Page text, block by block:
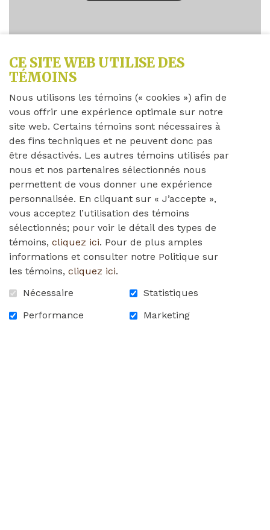
Partagez cette nouvelle
Lundi 17 janvier 2022
Chers résidents, employés et membres de la famille,
Veuillez lire la lettre ci-dessous de Brendalee
concernant COVID-19. Si vous avez des questions ou
des préoccupations, n'hésitez pas à nous contacter.
CE SITE WEB UTILISE DES
TÉMOINS
Nous utilisons les témoins (« cookies ») afin de
vous offrir une expérience optimale sur notre
site web. Certains témoins sont nécessaires à
des fins techniques et ne peuvent donc pas
être désactivés. Les autres témoins utilisés par
nous et nos partenaires sélectionnés nous
permettent de vous donner une expérience
personnalisée. En cliquant sur « J’accepte »,
vous acceptez l’utilisation des témoins
sélectionnés; pour voir le détail des types de
témoins, cliquez ici. Pour de plus amples
informations et consulter notre Politique sur
les témoins, cliquez ici.
Nécessaire
Statistiques
Performance
Marketing